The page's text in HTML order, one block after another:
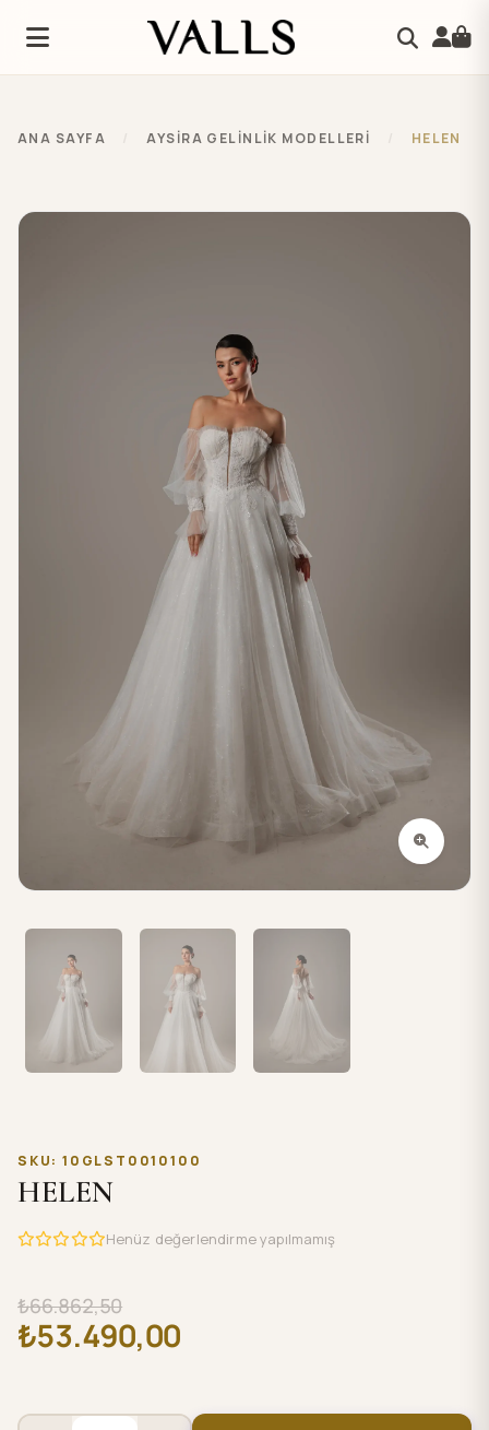
ANA SAYFA AYSIRA GELINLIK MODELLERI HELEN
SKU: 10GLST0010100
HELEN
Henüz değerlendirme yapılmamış
₺66.862,50
₺53.490,00